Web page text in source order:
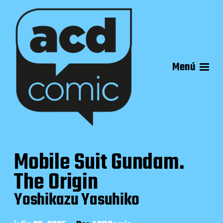
Menú
Mobile Suit Gundam.
The Origin
Yoshikazu Yasuhiko